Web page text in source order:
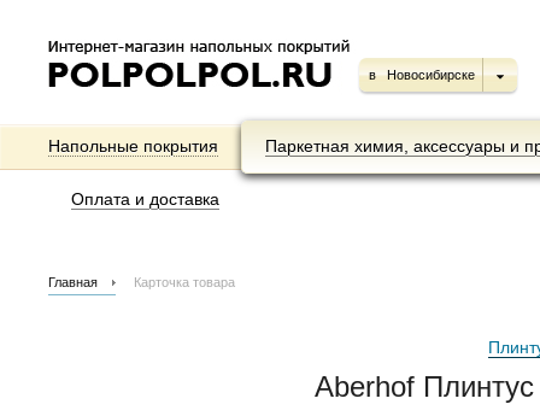
в Новосибирске
Напольные покрытия Паркетная химия, аксессуары и
Оплата и доставка
Главная Карточка товара
Aberhof